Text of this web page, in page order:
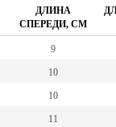
ДЛИНА
СПЕРЕДИ, СМ
9
10
10
11